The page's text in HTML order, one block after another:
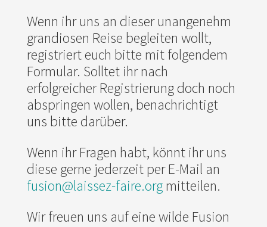
Wenn ihr uns an dieser unangenehm
grandiosen Reise begleiten wollt,
registriert euch bitte mit folgendem
Formular. Solltet ihr nach
erfolgreicher Registrierung doch noch
abspringen wollen, benachrichtigt
uns bitte darüber.
Wenn ihr Fragen habt, könnt ihr uns
diese gerne jederzeit per E-Mail an
fusion@laissez-faire.orgmitteilen.
Wir freuen uns auf eine wilde Fusion